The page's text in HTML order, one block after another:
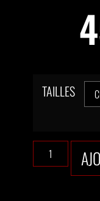
TAILLES